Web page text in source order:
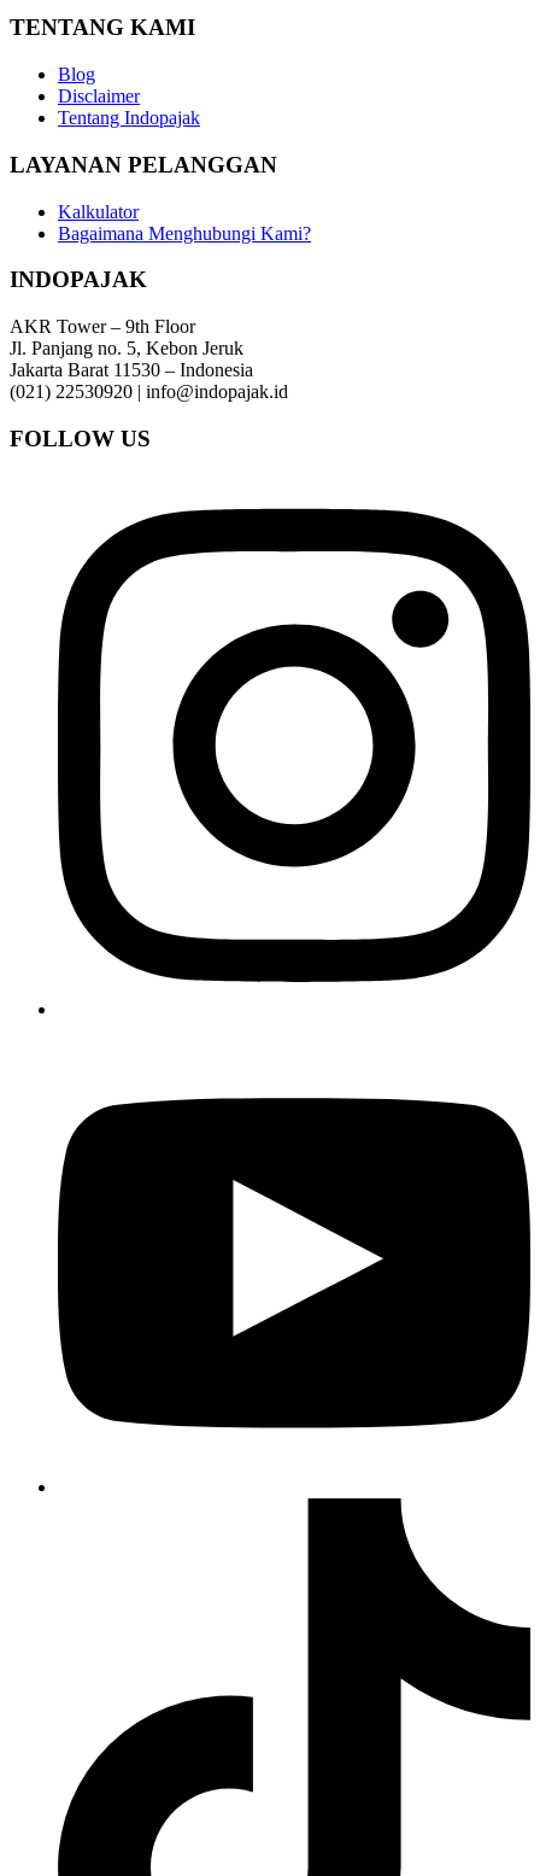
TENTANG KAMI
Blog
Disclaimer
Tentang Indopajak
LAYANAN PELANGGAN
Kalkulator
Bagaimana Menghubungi Kami?
INDOPAJAK
AKR Tower – 9th Floor
Jl. Panjang no. 5, Kebon Jeruk
Jakarta Barat 11530 – Indonesia
(021) 22530920 | info@indopajak.id
FOLLOW US